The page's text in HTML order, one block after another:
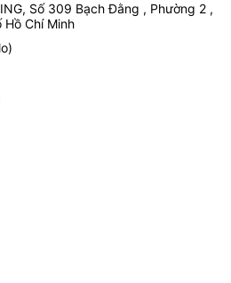
Số 309 Bạch Đằng , Phường 2 ,
Hồ Chí Minh